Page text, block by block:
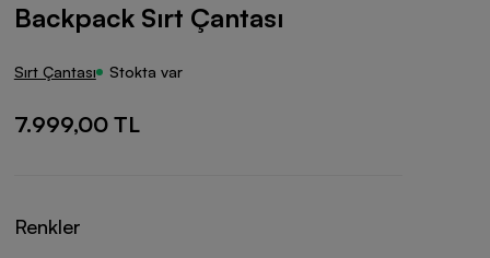
Backpack Sırt Çantası
Sırt Çantası Stokta var
7.999,00 TL
Renkler